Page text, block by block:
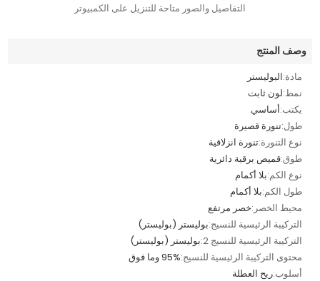
التفاصيل والصور متاحة للتنزيل على الكمبيوتر
وصف المنتج
مادة:البوليستر
نمط:لون ثابت
يكتب:أساسي
طول:تنورة قصيرة
نوع التنورة:تنورة انزلاقية
طوق:قميص برقبة دائرية
نوع الكم:بلا أكمام
طول الكم:بلا أكمام
محيط الخصر:خصر مرتفع
التركيبة الرئيسية للنسيج:بوليستر (بوليستر)
التركيبة الرئيسية للنسيج 2:
بوليستر (بوليستر)
محتوى التركيبة الرئيسية للنسيج:95% وما فوق
أسلوب:ريح العطلة